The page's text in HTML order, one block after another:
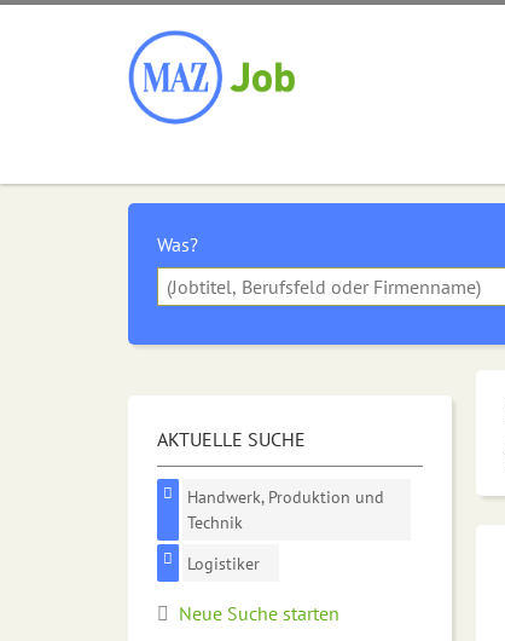
Was?
AKTUELLE SUCHE
Handwerk, Produktion und
Technik
Logistiker
Neue Suche starten